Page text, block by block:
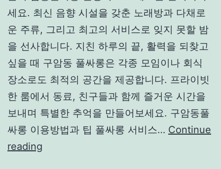
세요. 최신 음향 시설을 갖춘 노래방과 다채로
운 주류, 그리고 최고의 서비스로 잊지 못할 밤
을 선사합니다. 지친 하루의 끝, 활력을 되찾고
싶을 때 구암동 풀싸롱은 각종 모임이나 회식
장소로도 최적의 공간을 제공합니다. 프라이빗
한 룸에서 동료, 친구들과 함께 즐거운 시간을
보내며 특별한 추억을 만들어보세요. 구암동풀
싸롱 이용방법과 팁 풀싸롱 서비스… Continue
reading